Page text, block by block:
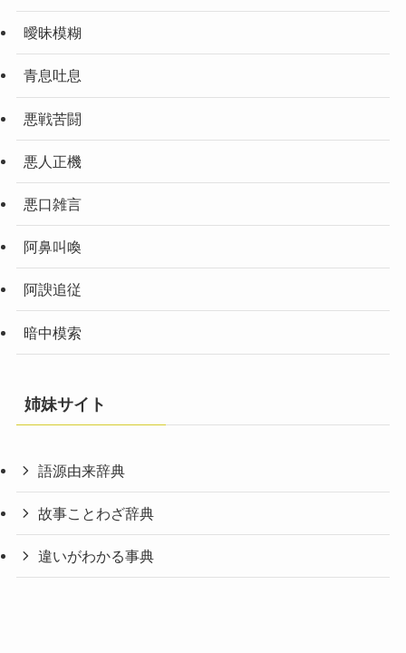
曖昧模糊
青息吐息
悪戦苦闘
悪人正機
悪口雑言
阿鼻叫喚
阿諛追従
暗中模索
姉妹サイト
語源由来辞典
故事ことわざ辞典
違いがわかる事典